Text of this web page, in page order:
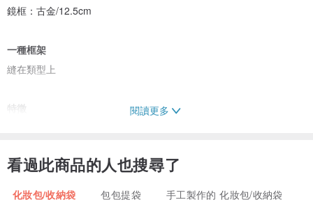
鏡框：古金/12.5cm
一種框架
縫在類型上
特徵
維持
閱讀更多
看過此商品的人也搜尋了
化妝包/收納袋 包包提袋 手工製作的 化妝包/收納袋